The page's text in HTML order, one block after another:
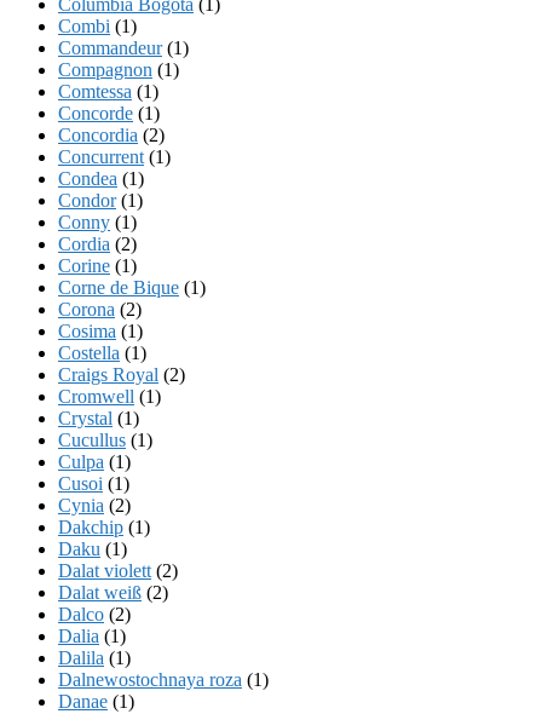
Combi (1)
Commandeur(1)
Compagnon (1)
Comtessa (1)
Concorde (1)
Concordia (2)
Concurrent (1)
Condea (1)
Condor(1)
Conny (1)
Cordia (2)
Corine (1)
Corne de Bique (1)
Corona (2)
Cosima (1)
Costella (1)
Craigs Royal (2)
Cromwell (1)
Crystal (1)
Cucullus (1)
Culpa (1)
Cusoi (1)
Cynia (2)
Dakchip (1)
Daku (1)
Dalat violett (2)
Dalat weiß (2)
Dalco (2)
Dalia (1)
Dalila (1)
Dalnewostochnaya roza (1)
Danae (1)